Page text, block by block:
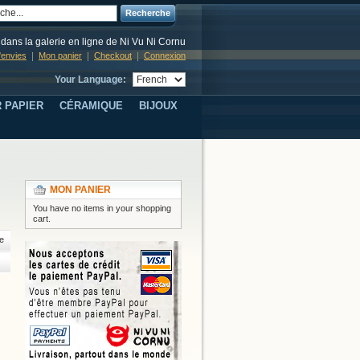
Recherche
la galerie en ligne de Ni Vu Ni Cornu
Mon panier Checkout Connexion
Your Language:
PAPIER CÉRAMIQUE BIJOUX
MON PANIER
You have no items in your shopping
cart.